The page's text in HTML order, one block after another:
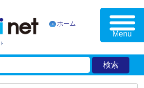
ホーム
Menu